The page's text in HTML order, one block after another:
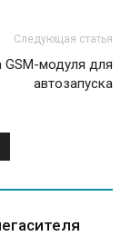
Следующая статья
GSM-модуля для
автозапуска